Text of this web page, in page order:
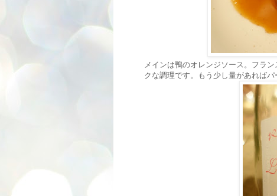
メインは鴨のオレンジソース。フラ
クな調理です。もう少し量があればパ